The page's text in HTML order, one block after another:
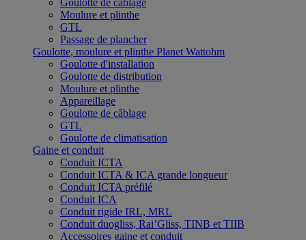
Goulotte de câblage
Moulure et plinthe
GTL
Passage de plancher
Goulotte, moulure et plinthe Planet Wattohm
Goulotte d'installation
Goulotte de distribution
Moulure et plinthe
Appareillage
Goulotte de câblage
GTL
Goulotte de climatisation
Gaine et conduit
Conduit ICTA
Conduit ICTA & ICA grande longueur
Conduit ICTA préfilé
Conduit ICA
Conduit rigide IRL, MRL
Conduit duogliss, Rai’Gliss, TINB et TIIB
Accessoires gaine et conduit